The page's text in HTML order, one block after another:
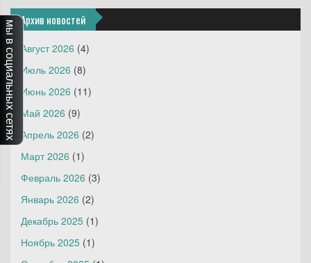
Архив новостей
Август 2026 (4)
Июль 2026 (8)
Июнь 2026 (11)
Май 2026 (9)
Апрель 2026 (2)
Март 2026 (1)
Февраль 2026 (3)
Январь 2026 (2)
Декабрь 2025 (1)
Ноябрь 2025 (1)
мы в социальных сетях